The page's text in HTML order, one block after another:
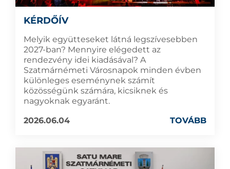
KÉRDŐÍV
Melyik együtteseket látná legszívesebben
2027-ban? Mennyire elégedett az
rendezvény idei kiadásával? A
Szatmárnémeti Városnapok minden évben
különleges eseménynek számít
közösségünk számára, kicsiknek és
nagyoknak egyaránt.
2026.06.04
TOVÁBB